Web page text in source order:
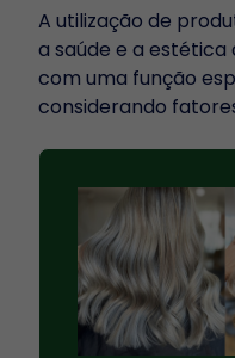
A utilização de
a saúde e a estética
com uma função
considerando